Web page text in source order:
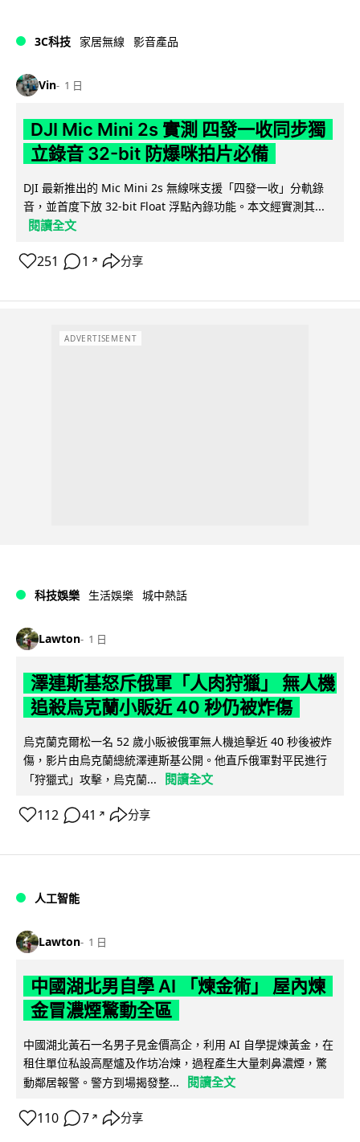
3C科技 家居無線 影音產品
Vin 1 日
DJI Mic Mini 2s 實測 四發一收同步獨
立錄音 32-bit 防爆咪拍片必備
DJI 最新推出的 Mic Mini 2s 無線咪支援「四發一收」分軌錄
音，並首度下放 32-bit Float 浮點內錄功能。本文經實測其...
閱讀全文
251 1 ↗ 分享
ADVERTISEMENT
科技娛樂 生活娛樂 城中熱話
Lawton 1 日
澤連斯基怒斥俄軍「人肉狩獵」 無人機
追殺烏克蘭小販近 40 秒仍被炸傷
烏克蘭克爾松一名 52 歲小販被俄軍無人機追擊近 40 秒後被炸
傷，影片由烏克蘭總統澤連斯基公開。他直斥俄軍對平民進行
「狩獵式」攻擊，烏克蘭...
閱讀全文
112 41 ↗ 分享
人工智能
Lawton 1 日
中國湖北男自學 AI 「煉金術」 屋內煉
金冒濃煙驚動全區
中國湖北黃石一名男子見金價高企，利用 AI 自學提煉黃金，在
租住單位私設高壓爐及作坊冶煉，過程產生大量刺鼻濃煙，驚
動鄰居報警。警方到場揭發整...
閱讀全文
110 7 ↗ 分享